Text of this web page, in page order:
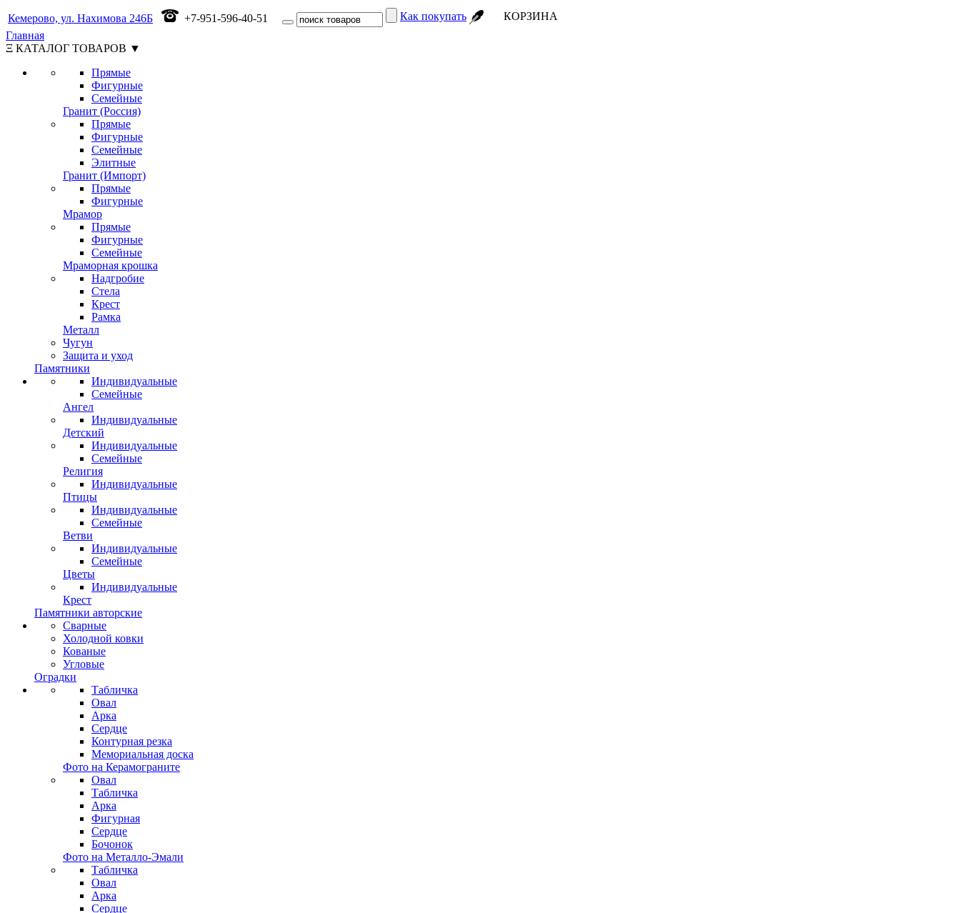
Кемерово, ул. Нахимова 246Б +7-951-596-40-51 Как покупать
КОРЗИНА
Главная
Ξ КАТАЛОГ ТОВАРОВ ▼
Прямые
Фигурные
Семейные
Гранит (Россия)
Прямые
Фигурные
Семейные
Элитные
Гранит (Импорт)
Прямые
Фигурные
Мрамор
Прямые
Фигурные
Семейные
Мраморная крошка
Надгробие
Стела
Крест
Рамка
Металл
Чугун
Защита и уход
Памятники
Индивидуальные
Семейные
Ангел
Индивидуальные
Детский
Индивидуальные
Семейные
Религия
Индивидуальные
Птицы
Индивидуальные
Семейные
Ветви
Индивидуальные
Семейные
Цветы
Индивидуальные
Крест
Памятники авторские
Сварные
Холодной ковки
Кованые
Угловые
Оградки
Табличка
Овал
Арка
Сердце
Контурная резка
Мемориальная доска
Фото на Керамограните
Овал
Табличка
Арка
Фигурная
Сердце
Бочонок
Фото на Металло-Эмали
Табличка
Овал
Арка
Сердце